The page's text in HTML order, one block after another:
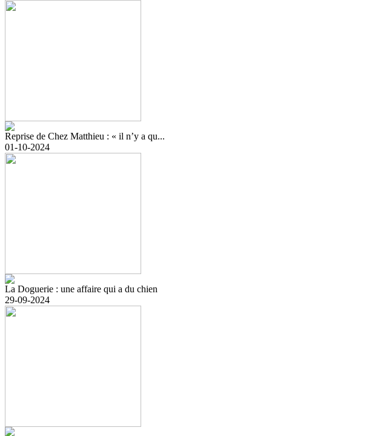
Reprise de Chez Matthieu : « il n’y a qu...
01-10-2024
La Doguerie : une affaire qui a du chien
29-09-2024